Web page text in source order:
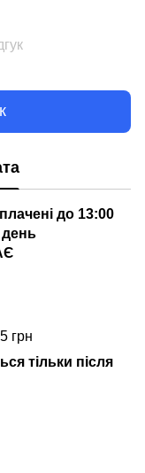
до 13:00
день
грн
тільки після